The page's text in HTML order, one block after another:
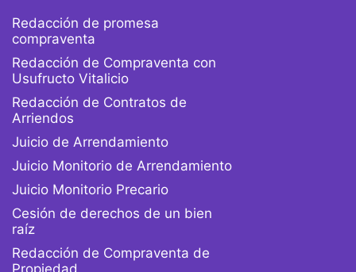
Redacción de promesa
compraventa
Redacción de Compraventa con
Usufructo Vitalicio
Redacción de Contratos de
Arriendos
Juicio de Arrendamiento
Juicio Monitorio de Arrendamiento
Juicio Monitorio Precario
Cesión de derechos de un bien
raíz
Redacción de Compraventa de